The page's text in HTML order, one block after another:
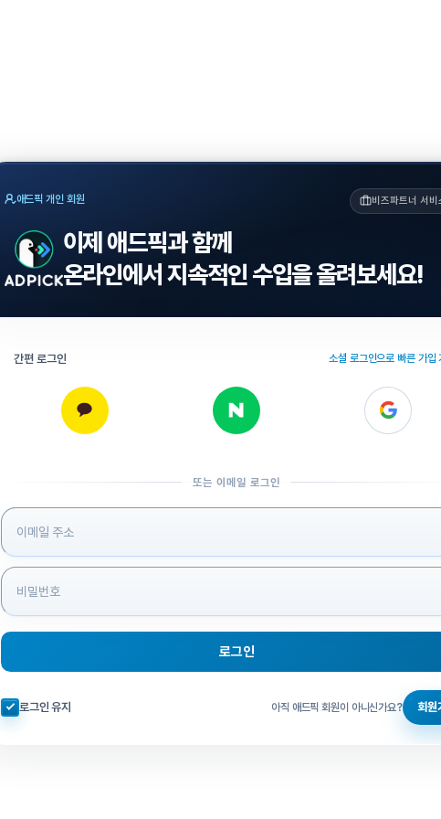
애드픽 개인 회원 비즈파트너 서비
이제 애드픽과 함께
온라인에서 지속적인 수입을 올려보세요!
간편 로그인 소셜 로그인으로 빠른 가입
또는 이메일 로그인
로그인 정보 입력
로그인
자동로그인 체크
로그인 유지 아직 애드픽 회원이 아니신가요? 회원